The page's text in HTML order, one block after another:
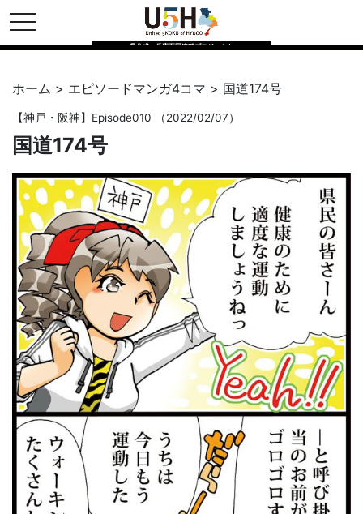
toggle navigation
県公式・兵庫五国連邦プロジェクト
ホーム > エピソードマンガ4コマ > 国道174号
【神戸・阪神】Episode010 （2022/02/07）
国道174号